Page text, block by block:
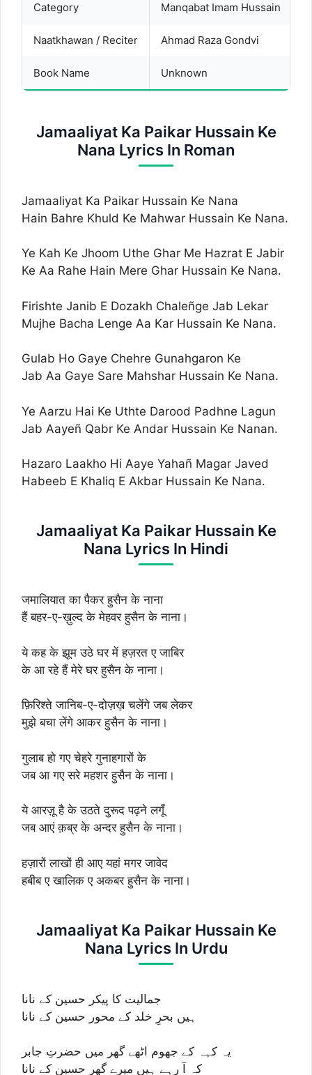
Category Manqabat Imam Hussain
Naatkhawan / Reciter Ahmad Raza Gondvi
Book Name Unknown
Jamaaliyat Ka Paikar Hussain Ke
Nana Lyrics In Roman
Jamaaliyat Ka Paikar Hussain Ke Nana
Hain Bahre Khuld Ke Mahwar Hussain Ke Nana.
Ye Kah Ke Jhoom Uthe Ghar Me Hazrat E Jabir
Ke Aa Rahe Hain Mere Ghar Hussain Ke Nana.
Firishte Janib E Dozakh Chaleñge Jab Lekar
Mujhe Bacha Lenge Aa Kar Hussain Ke Nana.
Gulab Ho Gaye Chehre Gunahgaron Ke
Jab Aa Gaye Sare Mahshar Hussain Ke Nana.
Ye Aarzu Hai Ke Uthte Darood Padhne Lagun
Jab Aayeñ Qabr Ke Andar Hussain Ke Nanan.
Hazaro Laakho Hi Aaye Yahañ Magar Javed
Habeeb E Khaliq E Akbar Hussain Ke Nana.
Jamaaliyat Ka Paikar Hussain Ke
Nana Lyrics In Hindi
जमालियात का पैकर हुसैन के नाना
हैं बहर-ए-ख़ुल्द के मेहवर हुसैन के नाना।
ये कह के झूम उठे घर में हज़रत ए जाबिर
के आ रहे हैं मेरे घर हुसैन के नाना।
फ़िरिश्ते जानिब-ए-दोज़ख़ चलेंगे जब लेकर
मुझे बचा लेंगे आकर हुसैन के नाना।
गुलाब हो गए चेहरे गुनाहगारों के
जब आ गए सरे महशर हुसैन के नाना।
ये आरज़ू है के उठते दुरूद पढ़ने लगूँ
जब आएं क़ब्र के अन्दर हुसैन के नाना।
हज़ारों लाखों ही आए यहां मगर जावेद
हबीब ए खालिक ए अकबर हुसैन के नाना।
Jamaaliyat Ka Paikar Hussain Ke
Nana Lyrics In Urdu
جمالیت کا پیکر حسین کے نانا
ہیں بحرِ خلد کے محور حسین کے نانا
یہ کہہ کے جھوم اٹھے گھر میں حضرتِ جابر
کہ آ رہے ہیں میرے گھر حسین کے نانا